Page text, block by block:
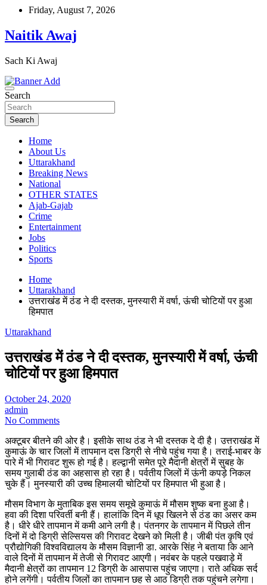
Skip
content
Friday, August 7, 2026
Naitik Awaj
Sach Ki Awaj
Search
Search
Home
About Us
Uttarakhand
Breaking News
National
OTHER STATES
Ajab-Gajab
Crime
Entertainment
Jobs
Politics
Sports
Home
Uttarakhand
उत्तराखंड में ठंड ने दी दस्तक, मुनस्यारी में वर्षा, ऊंची चोटियों पर हुआ
हिमपात
Uttarakhand
उत्तराखंड में ठंड ने दी दस्तक, मुनस्यारी में वर्षा, ऊंची
चोटियों पर हुआ हिमपात
October 24, 2020
admin
No Comments
अक्टूबर बीतने की ओर है। इसीके साथ ठंड ने भी दस्तक दे दी है। उत्तराखंड में
कुमाऊं के चार जिलों में तापमान दस डिग्री से नीचे पहुंच गया है। तराई-भाबर के
पारे में भी गिरावट शुरू हो गई है। हल्द्वानी समेत पूरे मैदानी क्षेत्रों में सुबह के
समय गुलाबी ठंड का अहसास हो रहा है। पर्वतीय जिलों में ऊंनी कपड़े निकल
चुके हैं। मुनस्यारी की उच्च हिमालयी चोटियों पर हिमपात भी हुआ है।
मौसम विभाग के मुताबिक इस समय समूचे कुमाऊं में मौसम शुष्क बना हुआ है।
हवा की दिशा परिवर्ती बनी हैं। हालांकि दिन में धूप खिलने से ठंड का असर कम
है। धीरे धीरे तापमान में कमी आने लगी है। पंतनगर के तापमान में पिछले तीन
दिनों में दो डिग्री सेल्सियस की गिरावट देखने को मिली है। जीबी पंत कृषि एवं
प्रौद्योगिकी विश्वविद्यालय के मौसम विज्ञानी डा. आरके सिंह ने बताया कि आने
वाले दिनों में तापमान में तेजी से गिरावट आएगी। नवंबर के पहले पखवाड़े में
मैदानी क्षेत्रों का तापमान 12 डिग्री के आसपास पहुंच जाएगा। राते अधिक सर्द
होने लगेंगी। पर्वतीय जिलों का तापमान छह से आठ डिग्री तक पहुंचने लगेगा।